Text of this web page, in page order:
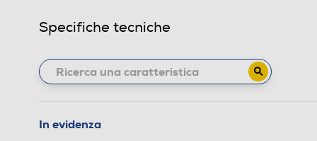
Specifiche tecniche
In evidenza